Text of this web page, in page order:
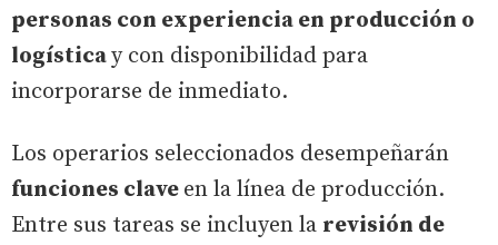
personas con experiencia en producción o
logísticay con disponibilidad para
incorporarse de inmediato.
Los operarios seleccionados desempeñarán
funciones clave en la línea de producción.
Entre sus tareas se incluyen la revisión de